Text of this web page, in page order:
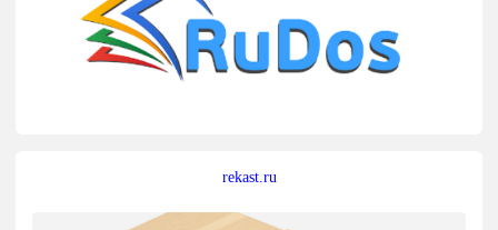
rekast.ru